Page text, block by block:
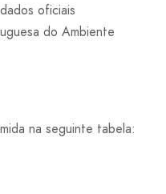
oficiais
do Ambiente
na seguinte tabela: